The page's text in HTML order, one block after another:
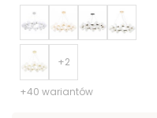
+40 wariantów